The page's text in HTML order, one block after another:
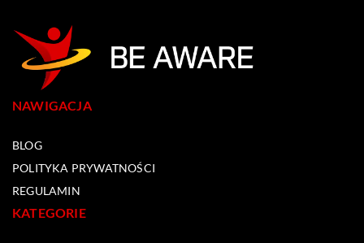
NAWIGACJA
BLOG
POLITYKA PRYWATNOŚCI
REGULAMIN
KATEGORIE